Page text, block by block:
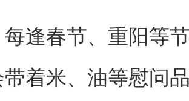
春节、重阳等节
着米、油等慰问